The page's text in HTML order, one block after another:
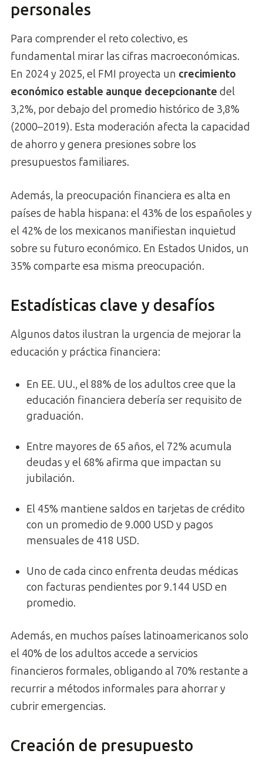
personales
Para comprender el reto colectivo, es
fundamental mirar las cifras macroeconómicas.
En 2024 y 2025, el FMI proyecta un crecimiento
económico estable aunque decepcionante del
3,2%, por debajo del promedio histórico de 3,8%
(2000–2019). Esta moderación afecta la capacidad
de ahorro y genera presiones sobre los
presupuestos familiares.
Además, la preocupación financiera es alta en
países de habla hispana: el 43% de los españoles y
el 42% de los mexicanos manifiestan inquietud
sobre su futuro económico. En Estados Unidos, un
35% comparte esa misma preocupación.
Estadísticas clave y desafíos
Algunos datos ilustran la urgencia de mejorar la
educación y práctica financiera:
En EE. UU., el 88% de los adultos cree que la
educación financiera debería ser requisito de
graduación.
Entre mayores de 65 años, el 72% acumula
deudas y el 68% afirma que impactan su
jubilación.
El 45% mantiene saldos en tarjetas de crédito
con un promedio de 9.000 USD y pagos
mensuales de 418 USD.
Uno de cada cinco enfrenta deudas médicas
con facturas pendientes por 9.144 USD en
promedio.
Además, en muchos países latinoamericanos solo
el 40% de los adultos accede a servicios
financieros formales, obligando al 70% restante a
recurrir a métodos informales para ahorrar y
cubrir emergencias.
Creación de presupuesto